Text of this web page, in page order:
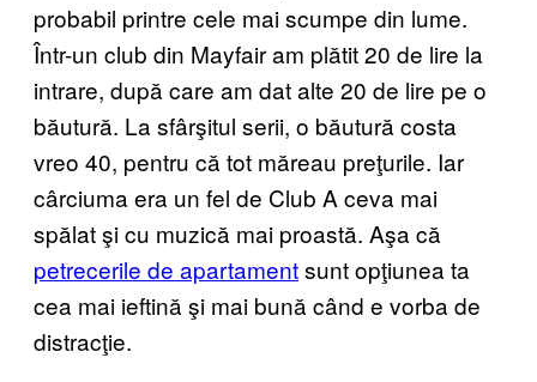
probabil printre cele mai scumpe din lume.
Într-un club din Mayfair am plătit 20 de lire la
intrare, după care am dat alte 20 de lire pe o
băutură. La sfârşitul serii, o băutură costa
vreo 40, pentru că tot măreau preţurile. Iar
cârciuma era un fel de Club A ceva mai
spălat şi cu muzică mai proastă. Aşa că
petrecerile de apartamentsunt opţiunea ta
cea mai ieftină şi mai bună când e vorba de
distracţie.